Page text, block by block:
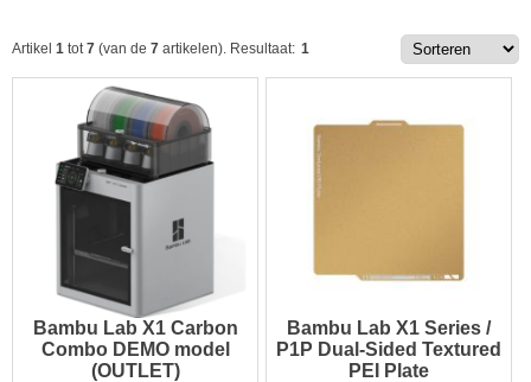
Artikel 1 tot 7 (van de 7 artikelen). Resultaat: 1
Bambu Lab X1 Carbon
Combo DEMO model
(OUTLET)
Bambu Lab X1 Series /
P1P Dual-Sided Textured
PEI Plate